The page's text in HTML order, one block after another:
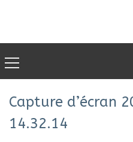
Capture d’écran
14.32.14